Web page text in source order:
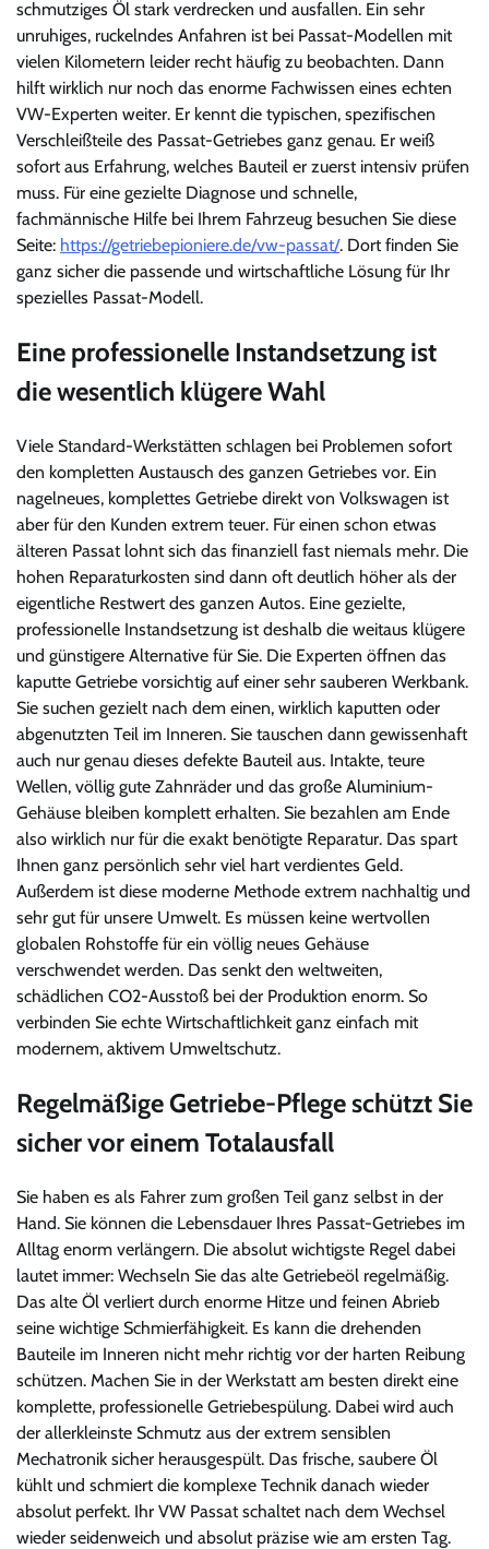
schmutziges Öl stark verdrecken und ausfallen. Ein sehr
unruhiges, ruckelndes Anfahren ist bei Passat-Modellen mit
vielen Kilometern leider recht häufig zu beobachten. Dann
hilft wirklich nur noch das enorme Fachwissen eines echten
VW-Experten weiter. Er kennt die typischen, spezifischen
Verschleißteile des Passat-Getriebes ganz genau. Er weiß
sofort aus Erfahrung, welches Bauteil er zuerst intensiv prüfen
muss. Für eine gezielte Diagnose und schnelle,
fachmännische Hilfe bei Ihrem Fahrzeug besuchen Sie diese
Seite: https://getriebepioniere.de/vw-passat/. Dort finden Sie
ganz sicher die passende und wirtschaftliche Lösung für Ihr
spezielles Passat-Modell.
Eine professionelle Instandsetzung ist
die wesentlich klügere Wahl
Viele Standard-Werkstätten schlagen bei Problemen sofort
den kompletten Austausch des ganzen Getriebes vor. Ein
nagelneues, komplettes Getriebe direkt von Volkswagen ist
aber für den Kunden extrem teuer. Für einen schon etwas
älteren Passat lohnt sich das finanziell fast niemals mehr. Die
hohen Reparaturkosten sind dann oft deutlich höher als der
eigentliche Restwert des ganzen Autos. Eine gezielte,
professionelle Instandsetzung ist deshalb die weitaus klügere
und günstigere Alternative für Sie. Die Experten öffnen das
kaputte Getriebe vorsichtig auf einer sehr sauberen Werkbank.
Sie suchen gezielt nach dem einen, wirklich kaputten oder
abgenutzten Teil im Inneren. Sie tauschen dann gewissenhaft
auch nur genau dieses defekte Bauteil aus. Intakte, teure
Wellen, völlig gute Zahnräder und das große Aluminium-
Gehäuse bleiben komplett erhalten. Sie bezahlen am Ende
also wirklich nur für die exakt benötigte Reparatur. Das spart
Ihnen ganz persönlich sehr viel hart verdientes Geld.
Außerdem ist diese moderne Methode extrem nachhaltig und
sehr gut für unsere Umwelt. Es müssen keine wertvollen
globalen Rohstoffe für ein völlig neues Gehäuse
verschwendet werden. Das senkt den weltweiten,
schädlichen CO2-Ausstoß bei der Produktion enorm. So
verbinden Sie echte Wirtschaftlichkeit ganz einfach mit
modernem, aktivem Umweltschutz.
Regelmäßige Getriebe-Pflege schützt Sie
sicher vor einem Totalausfall
Sie haben es als Fahrer zum großen Teil ganz selbst in der
Hand. Sie können die Lebensdauer Ihres Passat-Getriebes im
Alltag enorm verlängern. Die absolut wichtigste Regel dabei
lautet immer: Wechseln Sie das alte Getriebeöl regelmäßig.
Das alte Öl verliert durch enorme Hitze und feinen Abrieb
seine wichtige Schmierfähigkeit. Es kann die drehenden
Bauteile im Inneren nicht mehr richtig vor der harten Reibung
schützen. Machen Sie in der Werkstatt am besten direkt eine
komplette, professionelle Getriebespülung. Dabei wird auch
der allerkleinste Schmutz aus der extrem sensiblen
Mechatronik sicher herausgespült. Das frische, saubere Öl
kühlt und schmiert die komplexe Technik danach wieder
absolut perfekt. Ihr VW Passat schaltet nach dem Wechsel
wieder seidenweich und absolut präzise wie am ersten Tag.